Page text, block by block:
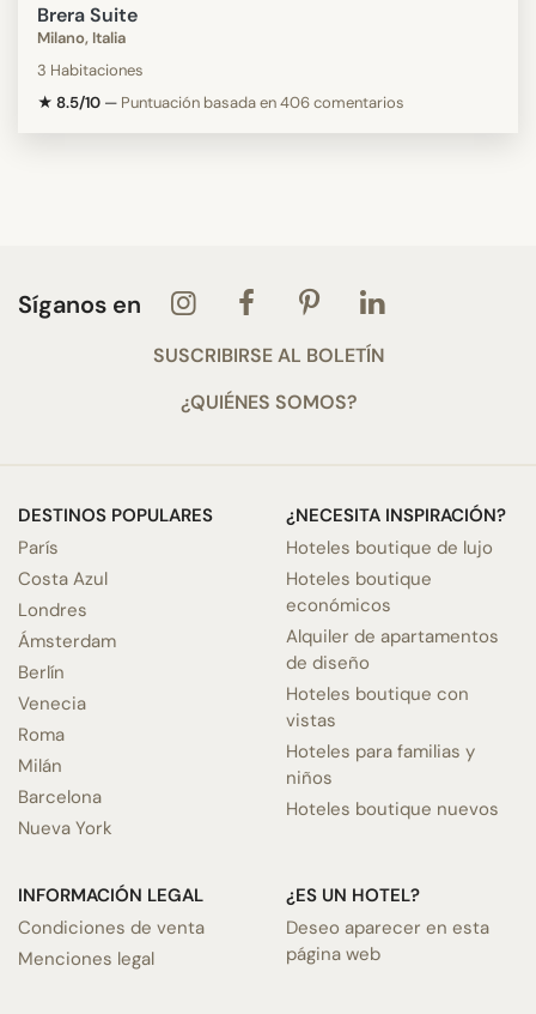
Brera Suite
Milano, Italia
3 Habitaciones
★ 8.5/10 — Puntuación basada en 406 comentarios
Síganos en
SUSCRIBIRSE AL BOLETÍN
¿QUIÉNES SOMOS?
DESTINOS POPULARES
París
Costa Azul
Londres
Ámsterdam
Berlín
Venecia
Roma
Milán
Barcelona
Nueva York
¿NECESITA INSPIRACIÓN?
Hoteles boutique de lujo
Hoteles boutique
económicos
Alquiler de apartamentos
de diseño
Hoteles boutique con
vistas
Hoteles para familias y
niños
Hoteles boutique nuevos
INFORMACIÓN LEGAL
Condiciones de venta
Menciones legal
¿ES UN HOTEL?
Deseo aparecer en esta
página web